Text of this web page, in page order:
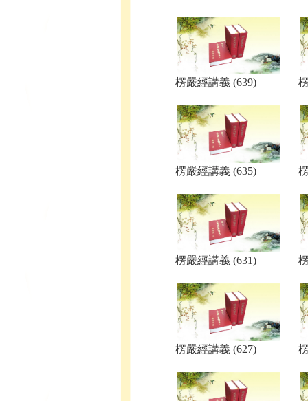
楞嚴經講義 (639)
楞嚴經講義 (635)
楞嚴經講義 (631)
楞嚴經講義 (627)